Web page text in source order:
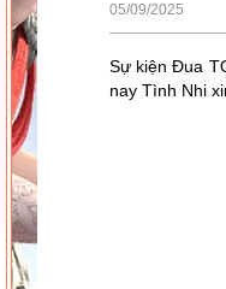
05/09/2025
Sự kiện Đua
nay Tình Nhi